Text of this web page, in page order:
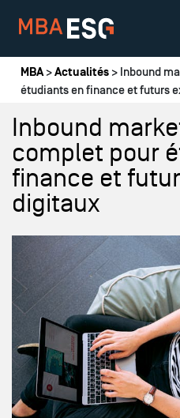
Vous êtes ici
MBA>Actualités > Inbound
étudiants en finance et futurs
Inbound
complet pour
finance et
digitaux